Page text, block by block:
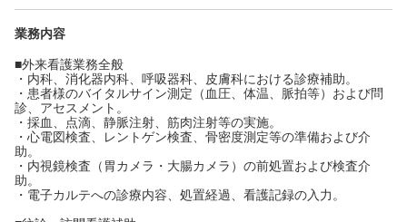
業務内容
■外来看護業務全般
・内科、消化器内科、呼吸器科、皮膚科における診療補助。
・患者様のバイタルサイン測定（血圧、体温、脈拍等）および問
診、アセスメント。
・採血、点滴、静脈注射、筋肉注射等の実施。
・心電図検査、レントゲン検査、骨密度測定等の準備および介
助。
・内視鏡検査（胃カメラ・大腸カメラ）の前処置および検査介
助。
・電子カルテへの診療内容、処置経過、看護記録の入力。